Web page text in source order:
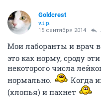
Goldcrest
v.i.p.
15 сентября 2014
Мои лаборанты и врач
это как норму, сроду
некоторого числа
нормально.
Когда
(хлопья) и пахнет